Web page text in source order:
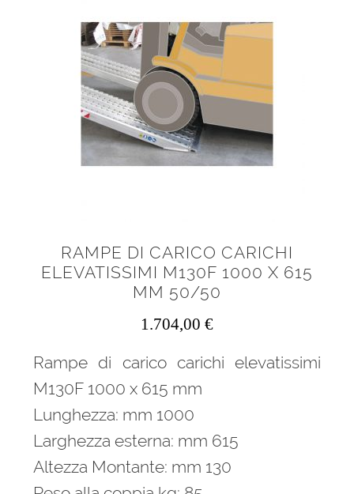
RAMPE DI CARICO CARICHI
ELEVATISSIMI M130F 1000 X 615
MM 50/50
1.704,00 €
Rampe di carico carichi elevatissimi
M130F 1000 x 615 mm
Lunghezza: mm 1000
Larghezza esterna: mm 615
Altezza Montante: mm 130